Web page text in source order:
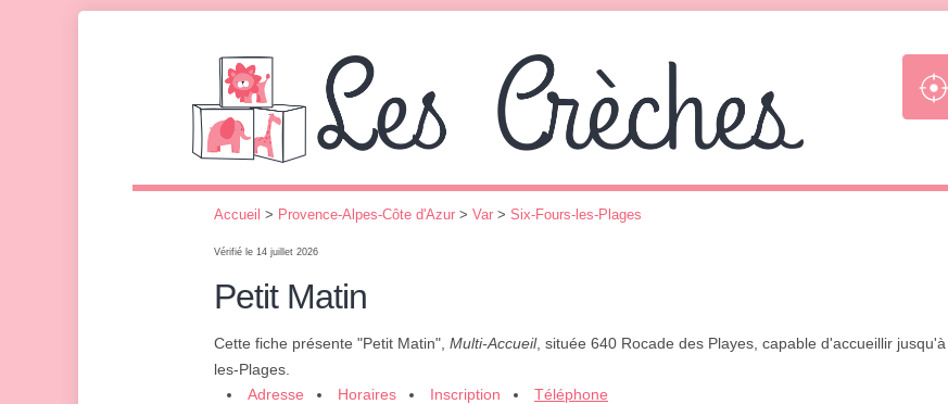
Accueil > Provence-Alpes-Côte d'Azur > Var > Six-Fours-les-Plages
Vérifié le 14 juillet 2026
Petit Matin
Cette fiche présente "Petit Matin", Multi-Accueil, située 640 Rocade des Playes, capable d'accueillir
les-Plages.
Adresse
Horaires Inscription Téléphone